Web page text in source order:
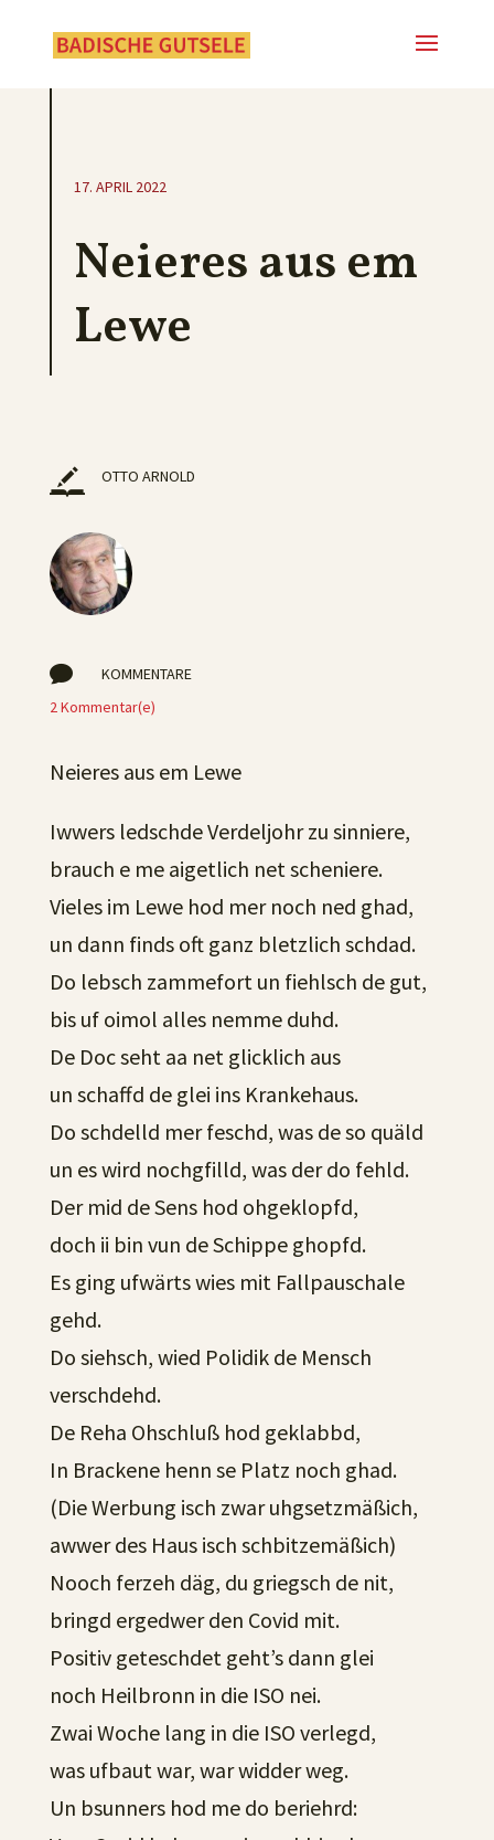
17. APRIL 2022
Neieres aus em
Lewe
OTTO ARNOLD

KOMMENTARE
2 Kommentar(e)
Neieres aus em Lewe
Iwwers ledschde Verdeljohr zu sinniere,
brauch e me aigetlich net scheniere.
Vieles im Lewe hod mer noch ned ghad,
un dann finds oft ganz bletzlich schdad.
Do lebsch zammefort un fiehlsch de gut,
bis uf oimol alles nemme duhd.
De Doc seht aa net glicklich aus
un schaffd de glei ins Krankehaus.
Do schdelld mer feschd, was de so quäld
un es wird nochgfilld, was der do fehld.
Der mid de Sens hod ohgeklopfd,
doch ii bin vun de Schippe ghopfd.
Es ging ufwärts wies mit Fallpauschale
gehd.
Do siehsch, wied Polidik de Mensch
verschdehd.
De Reha Ohschluß hod geklabbd,
In Brackene henn se Platz noch ghad.
(Die Werbung isch zwar uhgsetzmäßich,
awwer des Haus isch schbitzemäßich)
Nooch ferzeh däg, du griegsch de nit,
bringd ergedwer den Covid mit.
Positiv geteschdet geht’s dann glei
noch Heilbronn in die ISO nei.
Zwai Woche lang in die ISO verlegd,
was ufbaut war, war widder weg.
Un bsunners hod me do beriehrd: